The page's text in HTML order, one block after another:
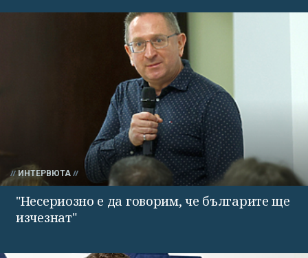
ИНТЕРВЮТА
"Несериозно е да говорим, че българите ще
изчезнат"